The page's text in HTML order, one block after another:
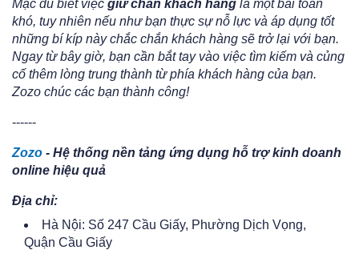
Mặc dù biết việc giữ chân khách hàng là một bài toán
khó, tuy nhiên nếu như bạn thực sự nỗ lực và áp dụng tốt
những bí kíp này chắc chắn khách hàng sẽ trở lại với bạn.
Ngay từ bây giờ, bạn cần bắt tay vào việc tìm kiếm và củng
cố thêm lòng trung thành từ phía khách hàng của bạn.
Zozo chúc các bạn thành công!
------
Zozo - Hệ thống nền tảng ứng dụng hỗ trợ kinh doanh
online hiệu quả
Địa chỉ:
Hà Nội: Số 247 Cầu Giấy, Phường Dịch Vọng,
Quận Cầu Giấy